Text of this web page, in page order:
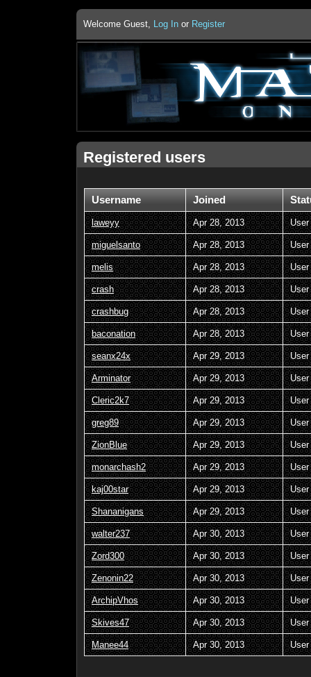
Welcome Guest, Log In or Register
Registered users
Username Joined
laweyy Apr 28, 2013 User
miguelsanto Apr 28, 2013 User
melis Apr 28, 2013 User
crash Apr 28, 2013 User
crashbug Apr 28, 2013 User
baconation Apr 28, 2013 User
seanx24x Apr 29, 2013 User
Arminator Apr 29, 2013 User
Cleric2k7 Apr 29, 2013 User
greg89 Apr 29, 2013 User
ZionBlue Apr 29, 2013 User
monarchash2 Apr 29, 2013 User
kaj00star Apr 29, 2013 User
Shananigans Apr 29, 2013 User
walter237 Apr 30, 2013 User
Zord300 Apr 30, 2013 User
Zenonin22 Apr 30, 2013 User
ArchipVhos Apr 30, 2013 User
Skives47 Apr 30, 2013 User
Manee44 Apr 30, 2013 User